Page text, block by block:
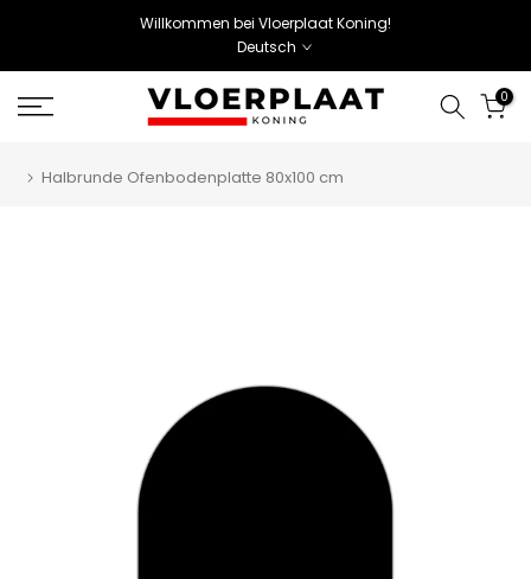
Willkommen bei Vloerplaat Koning!
Deutsch
0
Halbrunde Ofenbodenplatte 80x100 cm